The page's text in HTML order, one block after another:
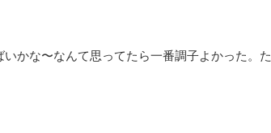
かな〜なんて思ってたら一番調子よかった。た